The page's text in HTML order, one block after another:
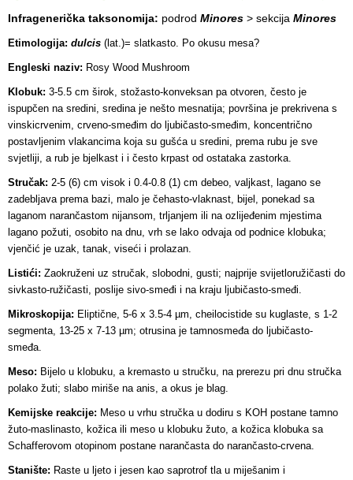
Infragenerička taksonomija: podrod Minores > sekcija Minores
Etimologija: dulcis (lat.)= slatkasto. Po okusu mesa?
Engleski naziv: Rosy Wood Mushroom
Klobuk: 3-5.5 cm širok, stožasto-konveksan pa otvoren, često je
ispupčen na sredini, sredina je nešto mesnatija; površina je prekrivena s
vinskicrvenim, crveno-smeđim do ljubičasto-smeđim, koncentrično
postavljenim vlakancima koja su gušća u sredini, prema rubu je sve
svjetliji, a rub je bjelkast i i često krpast od ostataka zastorka.
Stručak: 2-5 (6) cm visok i 0.4-0.8 (1) cm debeo, valjkast, lagano se
zadebljava prema bazi, malo je čehasto-vlaknast, bijel, ponekad sa
laganom narančastom nijansom, trljanjem ili na ozlijeđenim mjestima
lagano požuti, osobito na dnu, vrh se lako odvaja od podnice klobuka;
vjenčić je uzak, tanak, viseći i prolazan.
Listići: Zaokruženi uz stručak, slobodni, gusti; najprije svijetloružičasti do
sivkasto-ružičasti, poslije sivo-smeđi i na kraju ljubičasto-smeđi.
Mikroskopija: Eliptične, 5-6 x 3.5-4 µm, cheilocistide su kuglaste, s 1-2
segmenta, 13-25 x 7-13 µm; otrusina je tamnosmeđa do ljubičasto-
smeđa.
Meso: Bijelo u klobuku, a kremasto u stručku, na prerezu pri dnu stručka
polako žuti; slabo miriše na anis, a okus je blag.
Kemijske reakcije: Meso u vrhu stručka u dodiru s KOH postane tamno
žuto-maslinasto, kožica ili meso u klobuku žuto, a kožica klobuka sa
Schafferovom otopinom postane narančasta do narančasto-crvena.
Stanište: Raste u ljeto i jesen kao saprotrof tla u miješanim i